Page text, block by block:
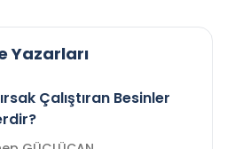
Yazarları
Çalıştıran Besinler